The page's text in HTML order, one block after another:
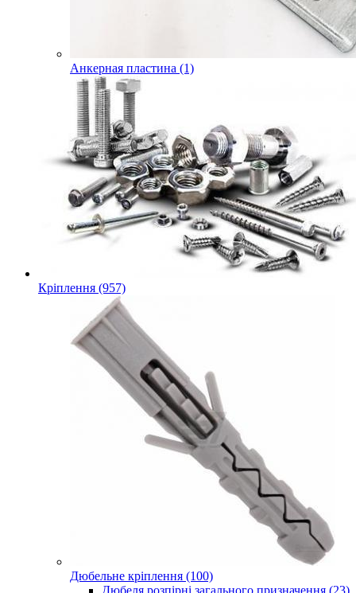
Анкерная пластина (1)
Кріплення (957)
Дюбельне кріплення (100)
Дюбеля розпірні загального призначення (23)